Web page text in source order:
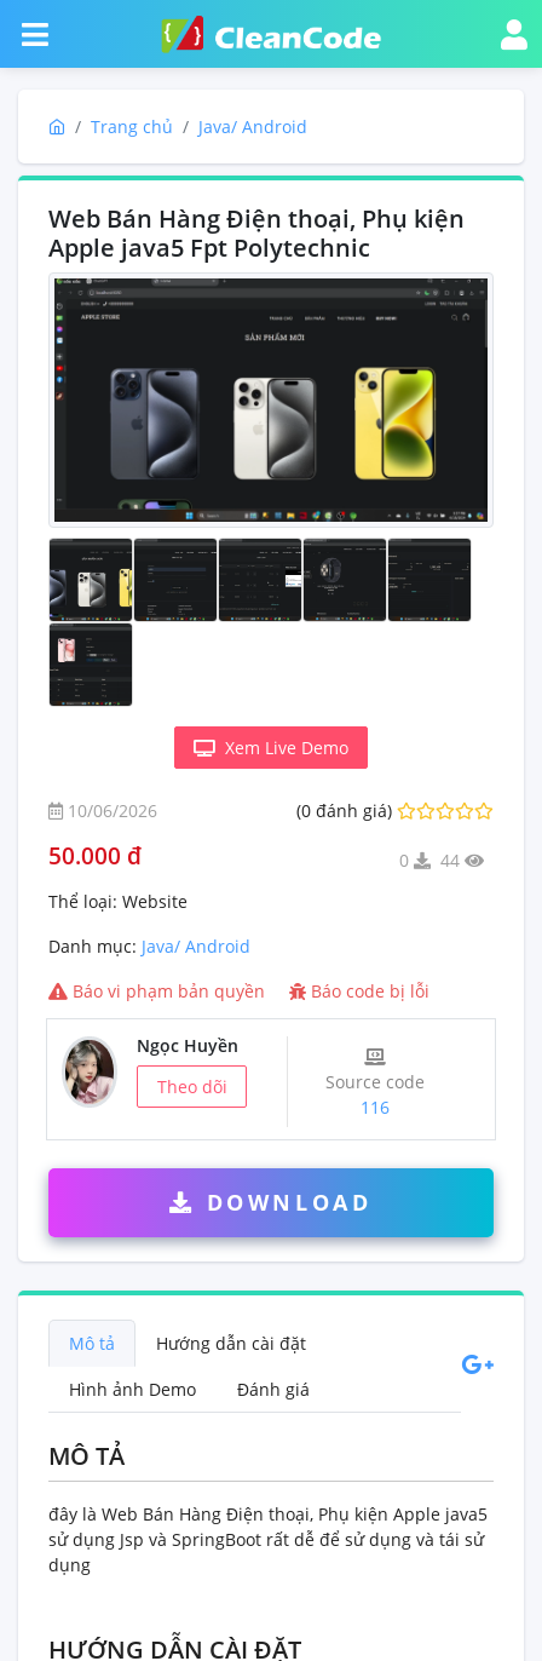
Trang chủ Java/ Android
Web Bán Hàng Điện thoại, Phụ kiện
Apple java5 Fpt Polytechnic
Xem Live Demo
10/06/2026 (0 đánh giá)
50.000 đ 0
44
Thể loại: Website
Danh mục: Java/ Android
Báo vi phạm bản quyền
Báo code bị lỗi
Ngọc Huyền
Theo dõi
Source code
116
DOWNLOAD
Mô tả
Hướng dẫn cài đặt
Hình ảnh Demo
Đánh giá
MÔ TẢ
đây là Web Bán Hàng Điện thoại, Phụ kiện Apple java5
sử dụng Jsp và SpringBoot rất dễ để sử dụng và tái sử
dụng
HƯỚNG DẪN CÀI ĐẶT